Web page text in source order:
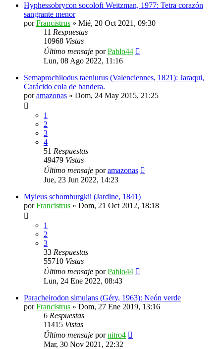
Hyphessobrycon socolofi Weitzman, 1977: Tetra corazón
sangrante menor
porFrancistrus » Mié, 20 Oct 2021, 09:30
11 Respuestas
10968 Vistas
Último mensaje porPablo44
Lun, 08 Ago 2022, 11:16
Semaprochilodus taeniurus (Valenciennes, 1821): Jaraqui,
Carácido cola de bandera.
poramazonas » Dom, 24 May 2015, 21:25
1
2
3
4
51 Respuestas
49479 Vistas
Último mensaje poramazonas
Jue, 23 Jun 2022, 14:23
Myleus schomburgkii (Jardine, 1841)
porFrancistrus » Dom, 21 Oct 2012, 18:18
1
2
3
33 Respuestas
55710 Vistas
Último mensaje porPablo44
Lun, 24 Ene 2022, 08:43
Paracheirodon simulans (Géry, 1963): Neón verde
porFrancistrus » Dom, 27 Ene 2019, 13:16
6 Respuestas
11415 Vistas
Último mensaje pornitro4
Mar, 30 Nov 2021, 22:32